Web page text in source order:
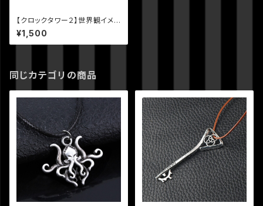
【クロックタワー２】世界観イメ
ージネックレス
¥1,500
同じカテゴリの商品